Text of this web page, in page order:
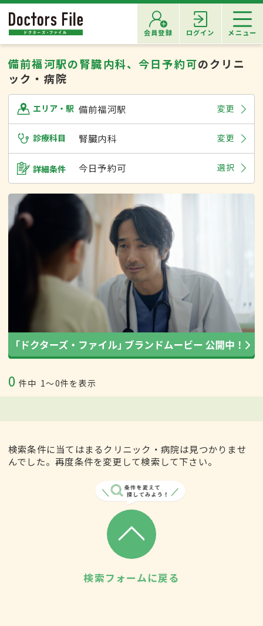
会員登録 ログイン メニュー
備前福河駅の腎臓内科、今日予約可のクリニ
ック・病院
エリア・駅 備前福河駅 変更
診療科目 腎臓内科 変更
詳細条件 今日予約可 選択
0 件中 1〜0件を表示
検索条件に当てはまるクリニック・病院は見つかりませ
んでした。再度条件を変更して検索して下さい。
検索フォームに戻る